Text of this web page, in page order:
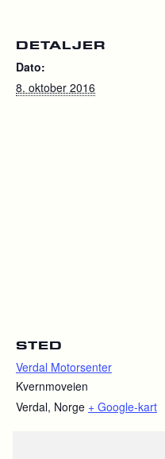
DETALJER
Dato:
8. oktober 2016
STED
Verdal Motorsenter
Kvernmoveien
Verdal, Norge + Google-kart